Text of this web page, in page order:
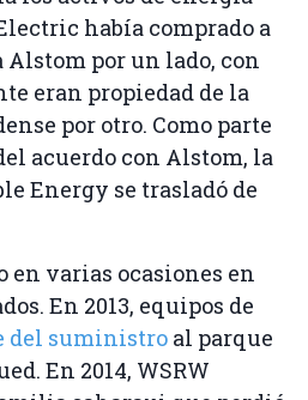
había comprado a
Alstom por un lado, con
eran propiedad de la
por otro. Como parte
acuerdo con Alstom, la
Energy se trasladó de
en varias ocasiones en
En 2013, equipos de
del suministro al parque
En 2014, WSRW